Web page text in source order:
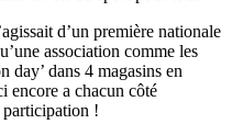
d’un première nationale
association comme les
day’ dans 4 magasins en
encore a chacun côté
!